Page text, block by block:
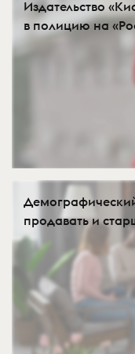
Издательство
в полицию на
продавать и